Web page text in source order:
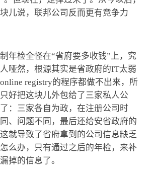
儿说，联邦公司反而更有竞争力
年检全怪在“省府要多收钱”上，究
哑然，根源其实是省政府的IT太弱
online registry的程序都做不出来，所
好把这块儿外包给了三家私人公
：三家各自为政，在注册公司时
、问题不同，最后还给安省政府的
就导致了省府拿到的公司信息缺乏
么办，只有通过之后的年检，来补
掉的信息了。